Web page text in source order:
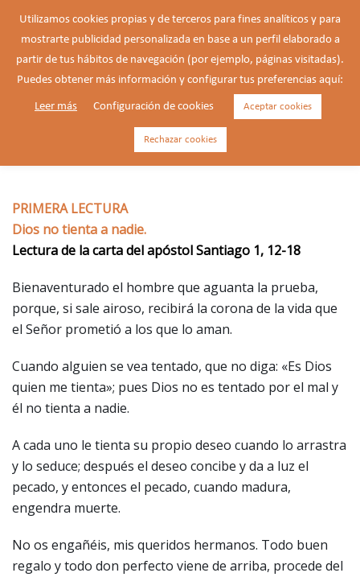
17/02/2026 – Martes de la 6ª
semana de Tiempo Ordinario.
PRIMERA LECTURA
Dios no tienta a nadie.
Lectura de la carta del apóstol Santiago 1, 12-18
Bienaventurado el hombre que aguanta la prueba,
porque, si sale airoso, recibirá la corona de la vida que
el Señor prometió a los que lo aman.
Cuando alguien se vea tentado, que no diga: «Es Dios
quien me tienta»; pues Dios no es tentado por el mal y
él no tienta a nadie.
A cada uno le tienta su propio deseo cuando lo arrastra
y lo seduce; después el deseo concibe y da a luz el
pecado, y entonces el pecado, cuando madura,
engendra muerte.
No os engañéis, mis queridos hermanos. Todo buen
regalo y todo don perfecto viene de arriba, procede del
Utilizamos cookies propias y de terceros para fines analíticos y para
mostrarte publicidad personalizada en base a un perfil elaborado a
partir de tus hábitos de navegación (por ejemplo, páginas visitadas).
Puedes obtener más información y configurar tus preferencias aquí:
Leer más Configuración de cookies Aceptar cookies
Rechazar cookies